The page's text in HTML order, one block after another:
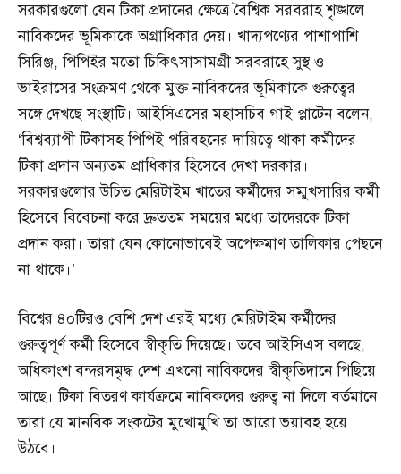
সরকারগুলো যেন টিকা প্রদানের ক্ষেত্রে বৈশ্বিক সরবরাহ শৃঙ্খলে
নাবিকদের ভূমিকাকে অগ্রাধিকার দেয়। খাদ্যপণ্যের পাশাপাশি
সিরিঞ্জ, পিপিইর মতো চিকিৎসাসামগ্রী সরবরাহে সুস্থ ও
ভাইরাসের সংক্রমণ থেকে মুক্ত নাবিকদের ভূমিকাকে গুরুত্বের
সঙ্গে দেখছে সংস্থাটি। আইসিএসের মহাসচিব গাই প্লাটেন বলেন,
‘বিশ্বব্যাপী টিকাসহ পিপিই পরিবহনের দায়িত্বে থাকা কর্মীদের
টিকা প্রদান অন্যতম প্রাধিকার হিসেবে দেখা দরকার।
সরকারগুলোর উচিত মেরিটাইম খাতের কর্মীদের সম্মুখসারির কর্মী
হিসেবে বিবেচনা করে দ্রুততম সময়ের মধ্যে তাদেরকে টিকা
প্রদান করা। তারা যেন কোনোভাবেই অপেক্ষমাণ তালিকার পেছনে
না থাকে।’
বিশ্বের ৪০টিরও বেশি দেশ এরই মধ্যে মেরিটাইম কর্মীদের
গুরুত্বপূর্ণ কর্মী হিসেবে স্বীকৃতি দিয়েছে। তবে আইসিএস বলছে,
অধিকাংশ বন্দরসমৃদ্ধ দেশ এখনো নাবিকদের স্বীকৃতিদানে পিছিয়ে
আছে। টিকা বিতরণ কার্যক্রমে নাবিকদের গুরুত্ব না দিলে বর্তমানে
তারা যে মানবিক সংকটের মুখোমুখি তা আরো ভয়াবহ হয়ে
উঠবে।